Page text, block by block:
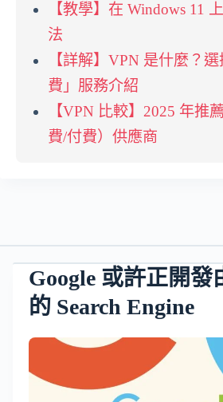
【教學】在 Windows 11
法
【詳解】VPN 是什麼？
費」服務介紹
【VPN 比較】2025 年推
費/付費）供應商
Google 或許正開
的 Search Engine